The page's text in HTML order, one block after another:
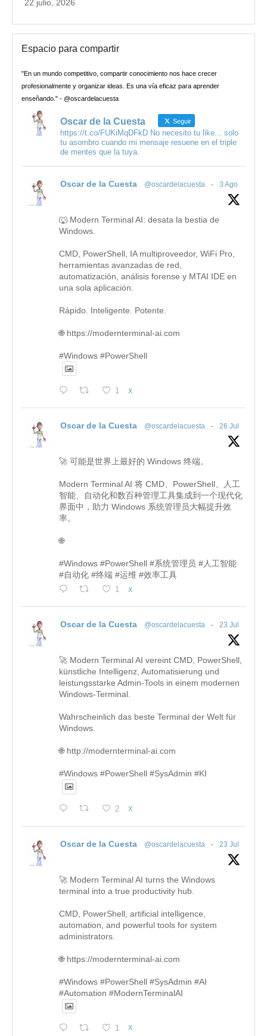
22 julio, 2026
Espacio para compartir
"En un mundo competitivo, compartir conocimiento nos hace crecer
profesionalmente y organizar ideas. Es una vía eficaz para aprender
enseñando." - @oscardelacuesta
Oscar de la Cuesta Seguir
https://t.co/FUKiMqDFkD No necesito tu like... solo
tu asombro cuando mi mensaje resuene en el triple
de mentes que la tuya.
Oscar de la Cuesta @oscardelacuesta · 3 Ago
🐺 Modern Terminal AI: desata la bestia de
Windows.
CMD, PowerShell, IA multiproveedor, WiFi Pro,
herramientas avanzadas de red,
automatización, análisis forense y MTAI IDE en
una sola aplicación.
Rápido. Inteligente. Potente.
🌐 https://modernterminal-ai.com
#Windows #PowerShell
1 X
Oscar de la Cuesta @oscardelacuesta · 26 Jul
🚀 可能是世界上最好的 Windows 终端。
Modern Terminal AI 将 CMD、PowerShell、人工
智能、自动化和数百种管理工具集成到一个现代化
界面中，助力 Windows 系统管理员大幅提升效
率。
🌐
#Windows #PowerShell #系统管理员 #人工智能
#自动化 #终端 #运维 #效率工具
1 X
Oscar de la Cuesta @oscardelacuesta · 23 Jul
🚀 Modern Terminal AI vereint CMD, PowerShell,
künstliche Intelligenz, Automatisierung und
leistungsstarke Admin-Tools in einem modernen
Windows-Terminal.
Wahrscheinlich das beste Terminal der Welt für
Windows.
🌐 http://modernterminal-ai.com
#Windows #PowerShell #SysAdmin #KI
2 X
Oscar de la Cuesta @oscardelacuesta · 23 Jul
🚀 Modern Terminal AI turns the Windows
terminal into a true productivity hub.
CMD, PowerShell, artificial intelligence,
automation, and powerful tools for system
administrators.
🌐 https://modernterminal-ai.com
#Windows #PowerShell #SysAdmin #AI
#Automation #ModernTerminalAI
1 X